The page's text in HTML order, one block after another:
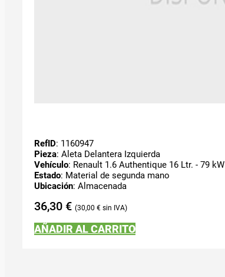
RefID: 1160947
Pieza: Aleta Delantera Izquierda
Vehículo: Renault 1.6 Authentique 16 Ltr. - 79 kW
Estado: Material de segunda mano
Ubicación: Almacenada
36,30 € 30,00 €
AÑADIR AL CARRITO